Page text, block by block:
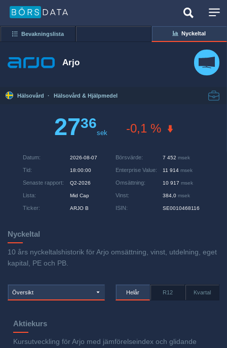
Bevakningslista Nyckeltal
Arjo
Hälsovård · Hälsovård & Hjälpmedel
2736
sek -0,1 %
Datum: 2026-08-07
Tid: 18:00:00
Senaste rapport: Q2-2026
Lista: Mid Cap
Ticker: ARJO B
Börsvärde: 7 452 msek
Enterprise Value: 11 914 msek
Omsättning: 10 917 msek
Vinst: 384,0 msek
ISIN: SE0010468116
Nyckeltal
10 års nyckeltalshistorik för Arjo omsättning, vinst, utdelning, eget
kapital, PE och PB.
Översikt Helår R12 Kvartal
Aktiekurs
Kursutveckling för Arjo med jämförelseindex och glidande